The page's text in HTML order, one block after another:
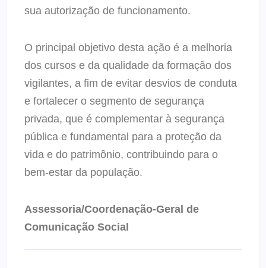
sua autorização de funcionamento.
O principal objetivo desta ação é a melhoria
dos cursos e da qualidade da formação dos
vigilantes, a fim de evitar desvios de conduta
e fortalecer o segmento de segurança
privada, que é complementar à segurança
pública e fundamental para a proteção da
vida e do patrimônio, contribuindo para o
bem-estar da população.
Assessoria/Coordenação-Geral de
Comunicação Social